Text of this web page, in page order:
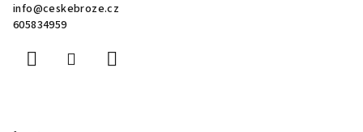
info@ceskebroze.cz
605834959